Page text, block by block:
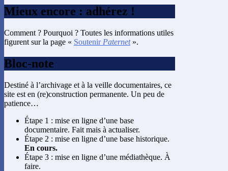
Mieux encore : adhérez !
Comment ? Pourquoi ? Toutes les informations utiles
figurent sur la page « Soutenir Paternet».
Bloc-note
Destiné à l’archivage et à la veille documentaires, ce
site est en (re)construction permanente. Un peu de
patience…
Étape 1 : mise en ligne d’une base
documentaire. Fait mais à actualiser.
Étape 2 : mise en ligne d’une base historique.
En cours.
Étape 3 : mise en ligne d’une médiathèque. À
faire.